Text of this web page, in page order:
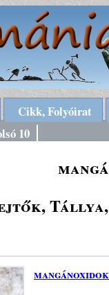
Cikk, Folyóirat
10
Tállya,
mangánoxidok